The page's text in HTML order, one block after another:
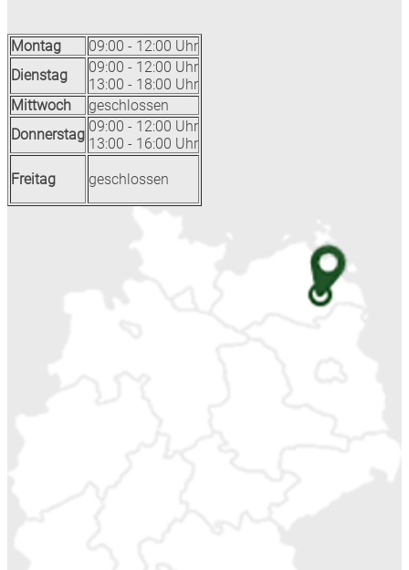
Montag
09:00 - 12:00 Uhr
Dienstag
09:00 - 12:00 Uhr
13:00 - 18:00 Uhr
Mittwoch
geschlossen
Donnerstag 09:00 - 12:00 Uhr
13:00 - 16:00 Uhr
Freitag geschlossen